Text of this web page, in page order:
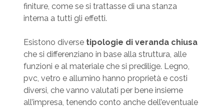
finiture, come se si trattasse di una stanza
interna a tutti gli effetti.
Esistono diverse tipologie di veranda chiusa
che si differenziano in base alla struttura, alle
funzioni e al materiale che si predilige. Legno,
pvc, vetro e allumino hanno proprietà e costi
diversi, che vanno valutati per bene insieme
all’impresa, tenendo conto anche dell’eventuale